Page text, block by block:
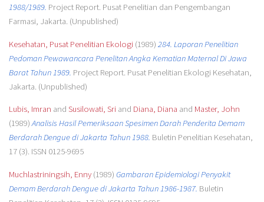
1988/1989. Project Report. Pusat Penelitian dan Pengembangan
Farmasi, Jakarta. (Unpublished)
Kesehatan, Pusat Penelitian Ekologi(1989) 284. Laporan Penelitian
Pedoman Pewawancara Penelitan Angka Kematian Maternal Di Jawa
Barat Tahun 1989. Project Report. Pusat Penelitian Ekologi Kesehatan,
Jakarta. (Unpublished)
Lubis, Imran and Susilowati, Sriand Diana, Diana and Master, John
(1989)Analisis Hasil Pemeriksaan Spesimen Darah Penderita Demam
Berdarah Dengue di Jakarta Tahun 1988. Buletin Penelitian Kesehatan,
17 (3). ISSN 0125-9695
Muchlastriningsih, Enny(1989) Gambaran Epidemiologi Penyakit
Demam Berdarah Dengue di Jakarta Tahun 1986-1987. Buletin